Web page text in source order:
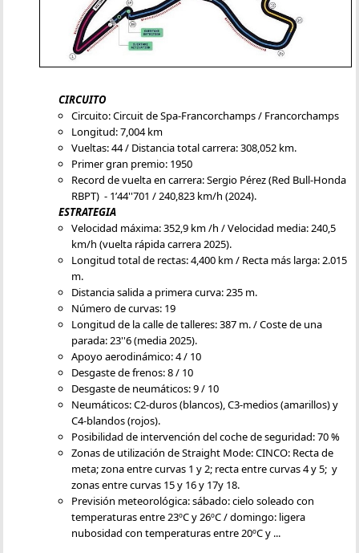
CIRCUITO
Circuito: Circuit de Spa-Francorchamps / Francorchamps
Longitud: 7,004 km
Vueltas: 44 / Distancia total carrera: 308,052 km.
Primer gran premio: 1950
Record de vuelta en carrera: Sergio Pérez (Red Bull-Honda
RBPT) - 1’44''701 / 240,823 km/h (2024).
ESTRATEGIA
Velocidad máxima: 352,9 km /h / Velocidad media: 240,5
km/h (vuelta rápida carrera 2025).
Longitud total de rectas: 4,400 km / Recta más larga: 2.015
m.
Distancia salida a primera curva: 235 m.
Número de curvas: 19
Longitud de la calle de talleres: 387 m. / Coste de una
parada: 23''6 (media 2025).
Apoyo aerodinámico: 4 / 10
Desgaste de frenos: 8 / 10
Desgaste de neumáticos: 9 / 10
Neumáticos: C2-duros (blancos), C3-medios (amarillos) y
C4-blandos (rojos).
Posibilidad de intervención del coche de seguridad: 70 %
Zonas de utilización de Straight Mode: CINCO: Recta de
meta; zona entre curvas 1 y 2; recta entre curvas 4 y 5; y
zonas entre curvas 15 y 16 y 17y 18.
Previsión meteorológica: sábado: cielo soleado con
temperaturas entre 23ºC y 26ºC / domingo: ligera
nubosidad con temperaturas entre 20ºC y ...